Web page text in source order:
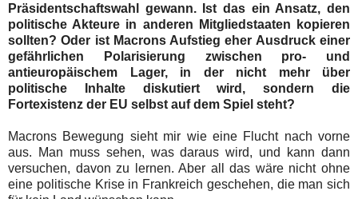
Präsidentschaftswahl gewann. Ist das ein Ansatz, den
politische Akteure in anderen Mitgliedstaaten kopieren
sollten? Oder ist Macrons Aufstieg eher Ausdruck einer
gefährlichen Polarisierung zwischen pro- und
antieuropäischem Lager, in der nicht mehr über
politische Inhalte diskutiert wird, sondern die
Fortexistenz der EU selbst auf dem Spiel steht?
Macrons Bewegung sieht mir wie eine Flucht nach vorne
aus. Man muss sehen, was daraus wird, und kann dann
versuchen, davon zu lernen. Aber all das wäre nicht ohne
eine politische Krise in Frankreich geschehen, die man sich